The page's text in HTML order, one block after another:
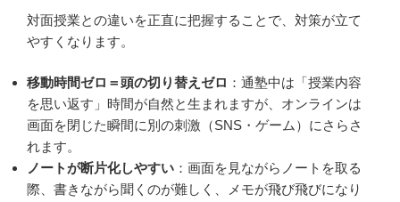
対面授業との違いを正直に把握することで、対策が立て
やすくなります。
移動時間ゼロ＝頭の切り替えゼロ ：通塾中は「授業内容
を思い返す」時間が自然と生まれますが、オンラインは
画面を閉じた瞬間に別の刺激（SNS・ゲーム）にさらさ
れます。
ノートが断片化しやすい ：画面を見ながらノートを取る
際、書きながら聞くのが難しく、メモが飛び飛びになり